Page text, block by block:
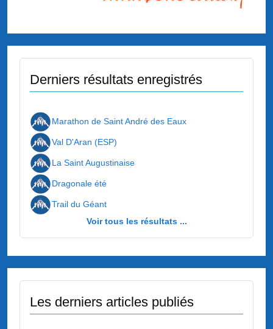
Derniers résultats enregistrés
Marathon de Saint André des Eaux
Val D'Aran (ESP)
La Saint Augustinaise
Dragonale été
Trail du Géant
Voir tous les résultats ...
Les derniers articles publiés